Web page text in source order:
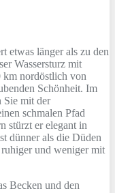
etwas länger als zu den
Wassersturz mit
km nordöstlich von
Schönheit. Im
Sie mit der
schmalen Pfad
stürzt er elegant in
dünner als die Düden
ruhiger und weniger mit
Becken und den